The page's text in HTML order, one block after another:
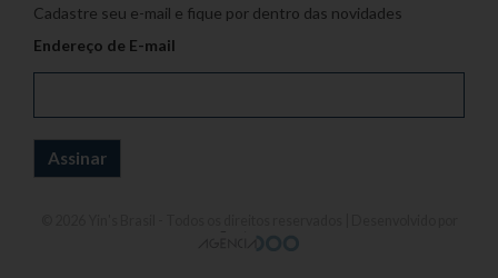
Cadastre seu e-mail e fique por dentro das novidades
Endereço de E-mail